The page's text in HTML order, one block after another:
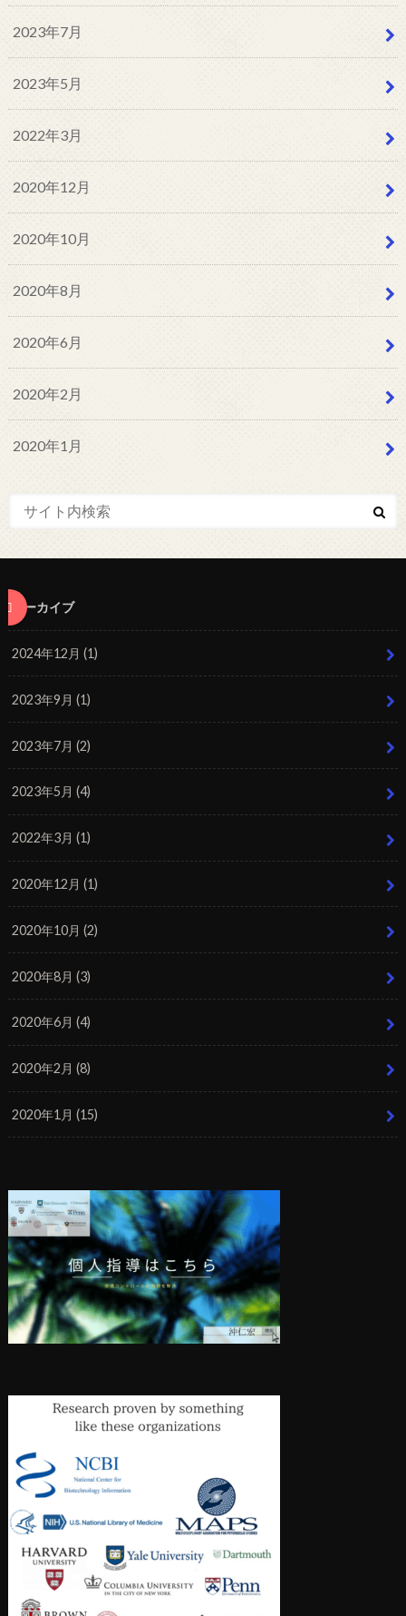
2023年7月
2023年5月
2022年3月
2020年12月
2020年10月
2020年8月
2020年6月
2020年2月
2020年1月
アーカイブ
2024年12月 (1)
2023年9月 (1)
2023年7月 (2)
2023年5月 (4)
2022年3月 (1)
2020年12月 (1)
2020年10月 (2)
2020年8月 (3)
2020年6月 (4)
2020年2月 (8)
2020年1月 (15)